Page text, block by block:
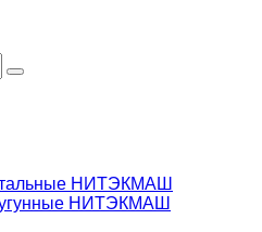
НИТЭКМАШ
НИТЭКМАШ